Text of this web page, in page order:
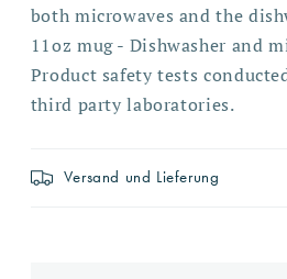
both microwaves and the
11oz mug - Dishwasher and
Product safety tests
third party laboratories.
Versand und Lieferung